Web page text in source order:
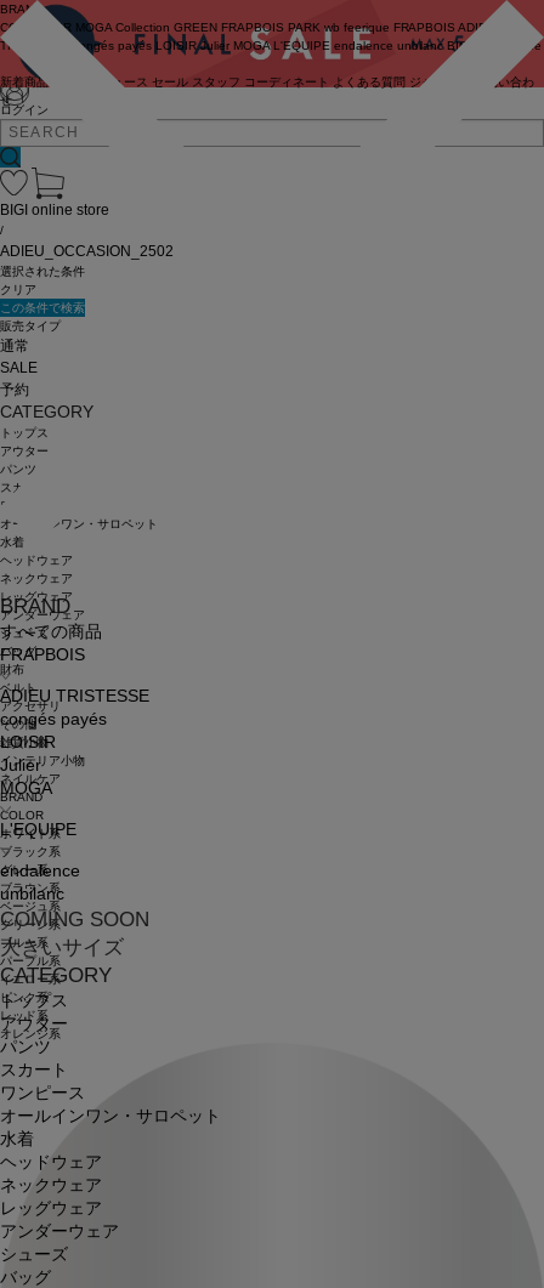
ログイン
BRAND
COUTURIER MOGA Collection GREEN FRAPBOIS PARK wb feerique FRAPBOIS ADIEU
TRISTESSE
congés payés LOISIR Julier MOGA L'EQUIPE endalence unbilanc BIGI online store
新着商品 ニュース セール スタッフ コーディネート よくある質問 ジャーナル
お問い合わ
せ
BRAND
すべての商品
FRAPBOIS
ADIEU TRISTESSE
congés payés
LOISIR
Julier
MOGA
L'EQUIPE
endalence
unbilanc
COMING SOON
大きいサイズ
CATEGORY
トップス
アウター
パンツ
スカート
ワンピース
オールインワン・サロペット
水着
ヘッドウェア
ネックウェア
レッグウェア
アンダーウェア
シューズ
バッグ
BIGI online store
/
ADIEU_OCCASION_2502
選択された条件
クリア
この条件で検索
販売タイプ
通常
SALE
予約
CATEGORY
トップス
アウター
パンツ
スカート
ワンピース
オールインワン・サロペット
水着
ヘッドウェア
ネックウェア
レッグウェア
アンダーウェア
シューズ
バッグ
財布
ベルト
アクセサリ
その他
雑貨小物
インテリア小物
ネイルケア
BRAND
COLOR
ホワイト系
ブラック系
グレー系
ブラウン系
ベージュ系
グリーン系
ブルー系
パープル系
イエロー系
ピンク系
レッド系
オレンジ系